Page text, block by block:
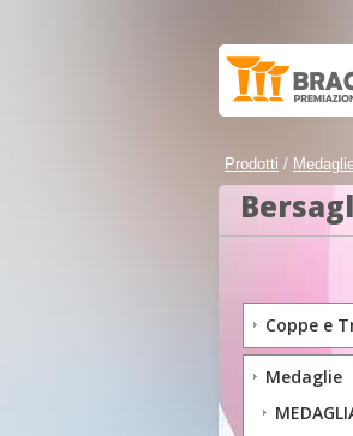
Prodotti /
Coppe e
Medaglie